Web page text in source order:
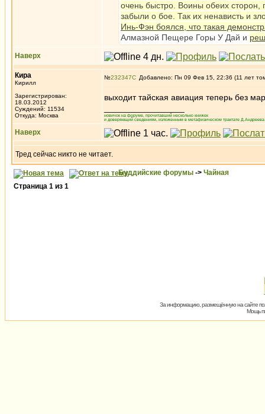
очень быстро. Воины обеих сторон,
забыли о бое. Так их ненависть и
Инь-Фэн боялся, что такая
Алмазной Пещере Горы У Дай и
Наверх
Кира
Кирилл
Зарегистрирован:
18.03.2012
Суждений: 11534
Откуда: Москва
№232347 Добавлено: Пн 09 Фев 15, 22:36 (11 лет
выходит тайская авиация теперь без
новичок на форуме, прочитавший несколько книжек
и доверяющий сведениям, изложенным в метафизическом трактате
Наверх
Тред сейчас никто не читает.
Буддийские форумы -> Чайная
Страница 1 из 1
За информацию, размещённую на сайте
Мощь